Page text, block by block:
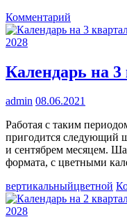
Комментарий
Календарь
2028
2028
Календарь на 3
admin 08.06.2021
Работая с таким
пригодится следующий
и сентябрем месяцем.
формата, с цветными
вертикальныйцветной
2028